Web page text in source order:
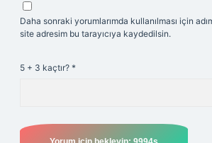
Daha sonraki yorumlarımda kullanılması için
site adresim bu tarayıcıya kaydedilsin.
5 + 3 kaçtır? *